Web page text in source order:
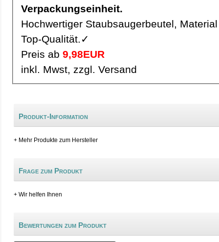
Verpackungseinheit.
Hochwertiger Staubsaugerbeutel,
Top-Qualität.✓
Preis ab 9,98EUR
inkl. Mwst, zzgl. Versand
Produkt-Information
+ Mehr Produkte zum Hersteller
Frage zum Produkt
+ Wir helfen Ihnen
Bewertungen zum Produkt